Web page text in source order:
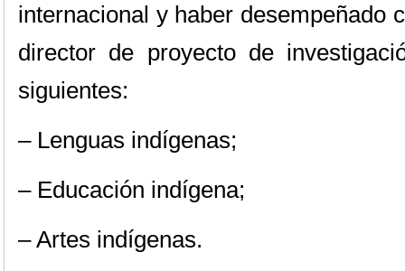
internacional y haber desempeñado
director de proyecto de
siguientes:
– Lenguas indígenas;
– Educación indígena;
– Artes indígenas.